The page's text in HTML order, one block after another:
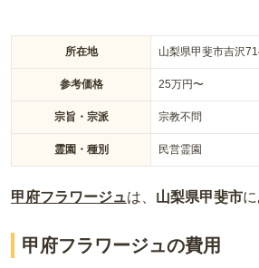
所在地 山梨県甲斐市吉沢
参考価格 25万円〜
宗旨・宗派 宗教不問
霊園・種別 民営霊園
甲府フラワージュは、 山梨県甲斐市
甲府フラワージュの費用